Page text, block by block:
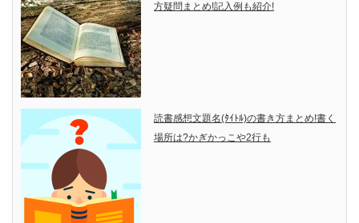
方疑問まとめ!記入例も紹介!
読書感想文題名(ﾀｲﾄﾙ)の書き方まとめ!書く
場所は?かぎかっこや2行も